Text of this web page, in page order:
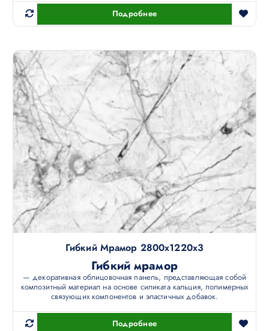
Подробнее
Гибкий Мрамор 2800х1220х3
Гибкий мрамор
— декоративная облицовочная панель, представляющая собой
композитный материал на основе силиката кальция, полимерных
связующих компонентов и эластичных добавок.
Подробнее